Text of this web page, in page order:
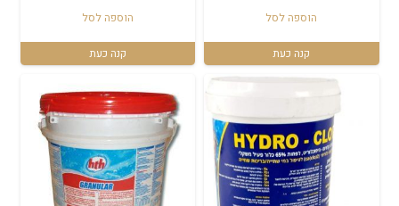
הוספה לסל
קנה כעת
הוספה לסל
קנה כעת